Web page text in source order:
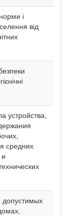
і
від
устройства,
средних